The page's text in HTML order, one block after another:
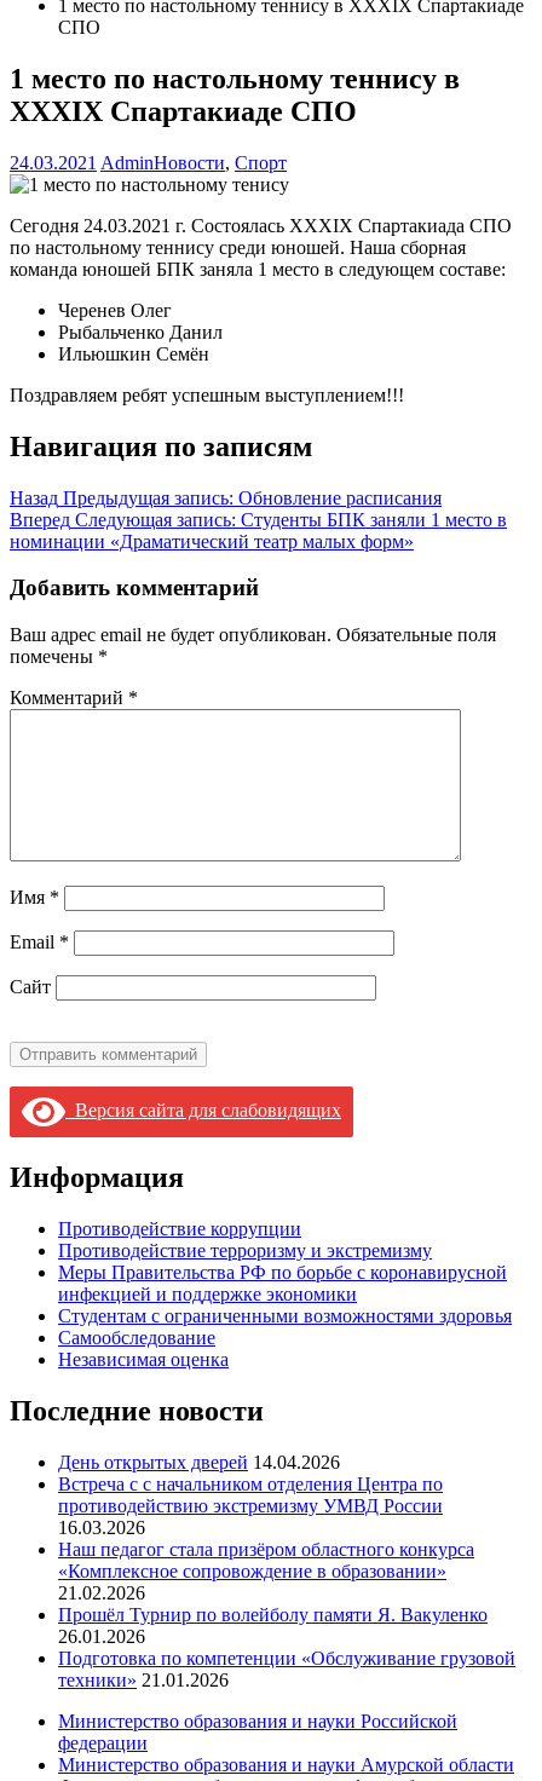
1 место по настольному теннису в XXXIX Спартакиаде
СПО
1 место по настольному теннису в
XXXIX Спартакиаде СПО
24.03.2021 AdminНовости, Спорт
Сегодня 24.03.2021 г. Состоялась XXXIX Спартакиада СПО
по настольному теннису среди юношей. Наша сборная
команда юношей БПК заняла 1 место в следующем составе:
Черенев Олег
Рыбальченко Данил
Ильюшкин Семён
Поздравляем ребят успешным выступлением!!!
Навигация по записям
Назад Предыдущая запись: Обновление расписания
Вперед Следующая запись: Студенты БПК заняли 1 место в
номинации «Драматический театр малых форм»
Добавить комментарий
Ваш адрес email не будет опубликован. Обязательные поля
помечены *
Комментарий *
Имя *
Email *
Сайт
Версия сайта для слабовидящих
Информация
Противодействие коррупции
Противодействие терроризму и экстремизму
Меры Правительства РФ по борьбе с коронавирусной
инфекцией и поддержке экономики
Студентам с ограниченными возможностями здоровья
Самообследование
Независимая оценка
Последние новости
День открытых дверей 14.04.2026
Встреча с с начальником отделения Центра по
противодействию экстремизму УМВД России
16.03.2026
Наш педагог стала призёром областного конкурса
«Комплексное сопровождение в образовании»
21.02.2026
Прошёл Турнир по волейболу памяти Я. Вакуленко
26.01.2026
Подготовка по компетенции «Обслуживание грузовой
техники» 21.01.2026
Министерство образования и науки Российской
федерации
Министерство образования и науки Амурской области